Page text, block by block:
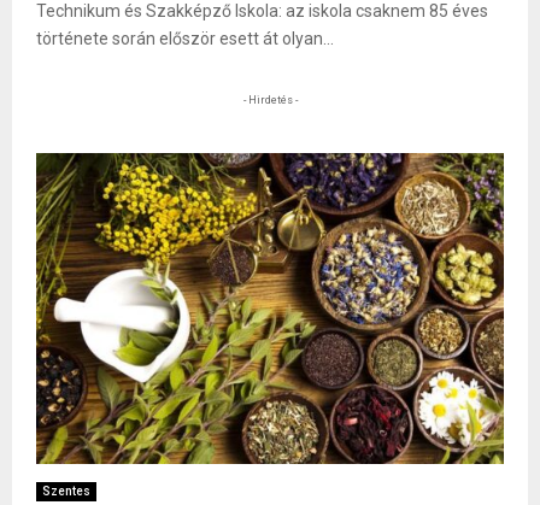
Technikum és Szakképző Iskola: az iskola csaknem 85 éves
története során először esett át olyan...
- Hirdetés -
Szentes